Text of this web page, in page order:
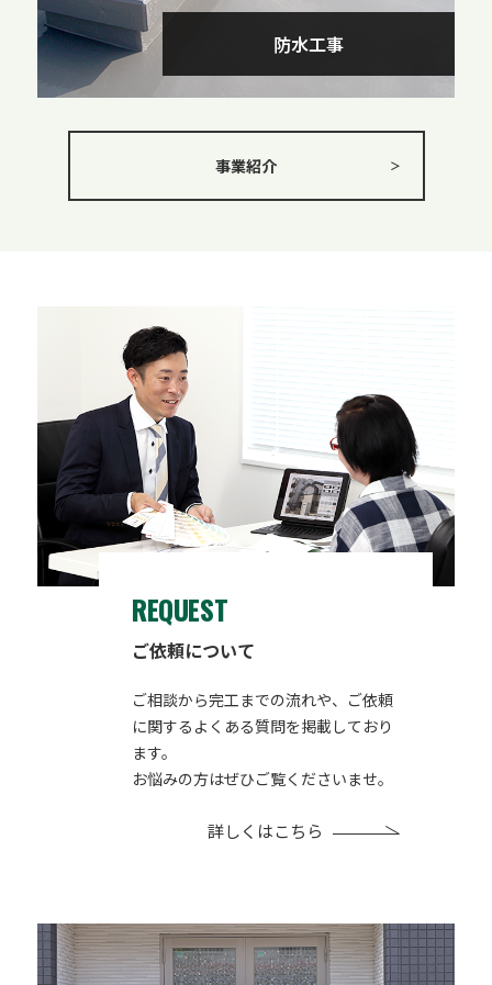
防水工事
事業紹介
REQUEST
ご依頼について
ご相談から完工までの流れや、ご依頼
に関するよくある質問を掲載しており
ます。
お悩みの方はぜひご覧くださいませ。
詳しくはこちら